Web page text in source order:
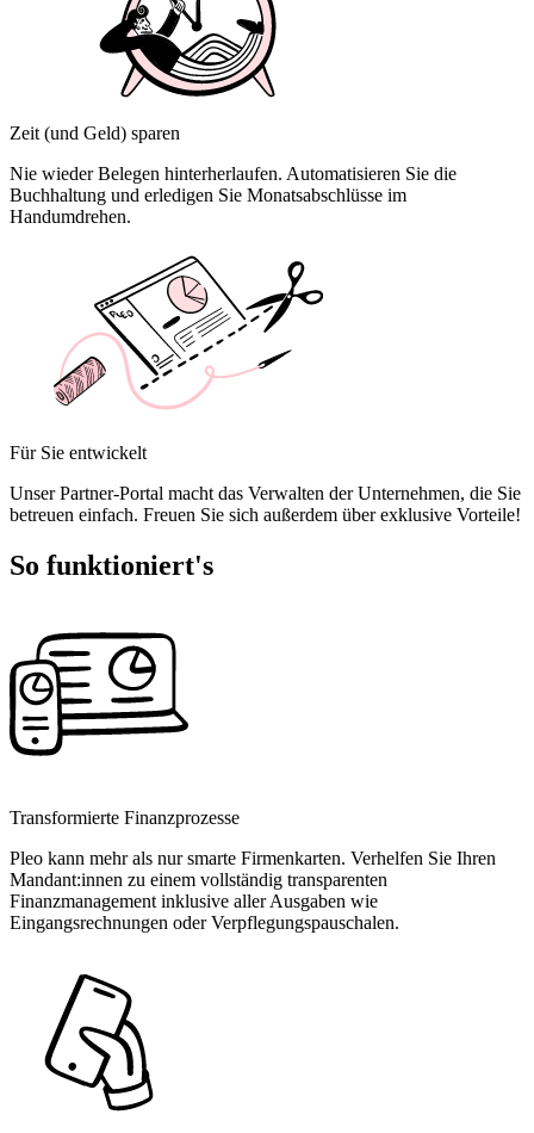
Zeit (und Geld) sparen
Nie wieder Belegen hinterherlaufen. Automatisieren Sie die
Buchhaltung und erledigen Sie Monatsabschlüsse im
Handumdrehen.
Für Sie entwickelt
Unser Partner-Portal macht das Verwalten der Unternehmen, die Sie
betreuen einfach. Freuen Sie sich außerdem über exklusive Vorteile!
So funktioniert's
Transformierte Finanzprozesse
Pleo kann mehr als nur smarte Firmenkarten. Verhelfen Sie Ihren
Mandant:innen zu einem vollständig transparenten
Finanzmanagement inklusive aller Ausgaben wie
Eingangsrechnungen oder Verpflegungspauschalen.